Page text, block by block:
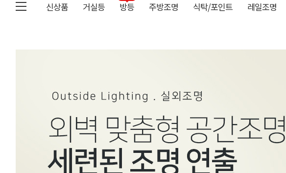
신상품 거실등 방등 주방조명 식탁/포인트 레일조명